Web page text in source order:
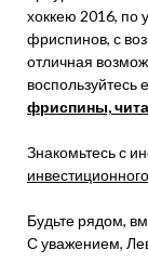
хоккею 2016, по
фриспинов, с
отличная
воспользуйтесь
фриспины,
Знакомьтесь с
Будьте рядом,
С уважением,